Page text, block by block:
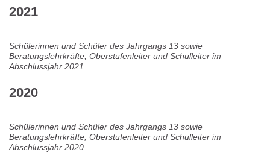
2021
Schülerinnen und Schüler des Jahrgangs 13 sowie
Beratungslehrkräfte, Oberstufenleiter und Schulleiter im
Abschlussjahr 2021
2020
Schülerinnen und Schüler des Jahrgangs 13 sowie
Beratungslehrkräfte, Oberstufenleiter und Schulleiter im
Abschlussjahr 2020